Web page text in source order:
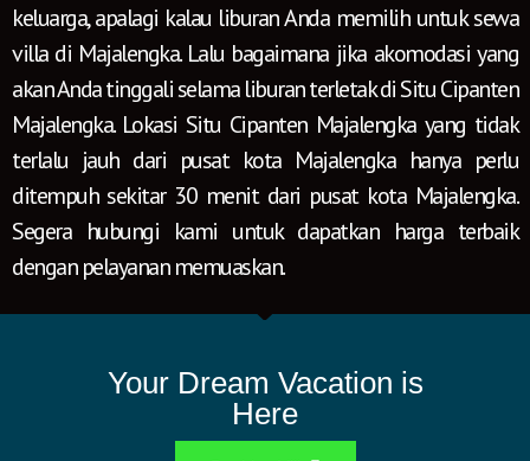
keluarga, apalagi kalau liburan Anda memilih untuk sewa
villa di Majalengka. Lalu bagaimana jika akomodasi yang
akan Anda tinggali selama liburan terletak di Situ Cipanten
Majalengka. Lokasi Situ Cipanten Majalengka yang tidak
terlalu jauh dari pusat kota Majalengka hanya perlu
ditempuh sekitar 30 menit dari pusat kota Majalengka.
Segera hubungi kami untuk dapatkan harga terbaik
dengan pelayanan memuaskan.
Your Dream Vacation is
Here